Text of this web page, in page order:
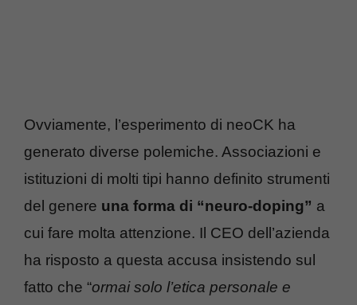
Ovviamente, l’esperimento di neoCK ha
generato diverse polemiche. Associazioni e
istituzioni di molti tipi hanno definito strumenti
del genere una forma di “neuro-doping” a
cui fare molta attenzione. Il CEO dell’azienda
ha risposto a questa accusa insistendo sul
fatto che “ormai solo l’etica personale e